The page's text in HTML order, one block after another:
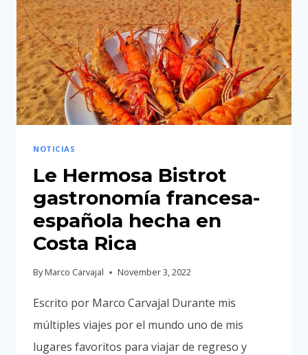
HOSPEDAJE
DE
LUJO
EN
PLAYA
JACÓ
NOTICIAS
Le Hermosa Bistrot
gastronomía francesa-
española hecha en
Costa Rica
ByMarco Carvajal November 3, 2022
Escrito por Marco Carvajal Durante mis
múltiples viajes por el mundo uno de mis
lugares favoritos para viajar de regreso y